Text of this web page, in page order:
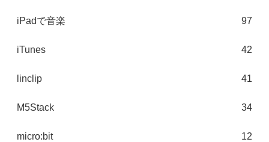
iPadで音楽 97
iTunes 42
linclip 41
M5Stack 34
micro:bit 12